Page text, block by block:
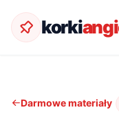
korki
Darmowe materiały